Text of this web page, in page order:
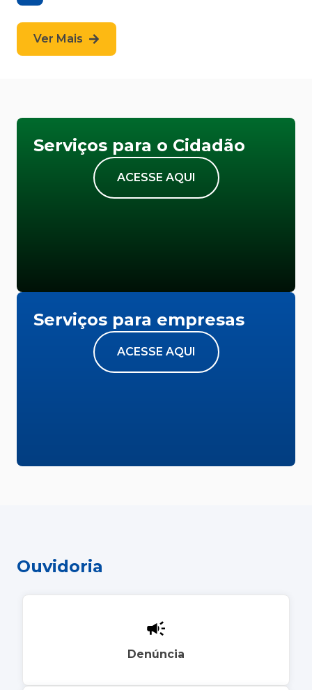
Ver Mais
Serviços para o Cidadão
ACESSE AQUI
Serviços para empresas
ACESSE AQUI
Ouvidoria
Denúncia